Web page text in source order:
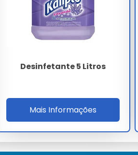
de grandes áreas.
Desinfetante 5 Litros
Mais Informações